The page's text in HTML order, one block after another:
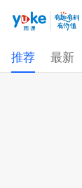
推荐 最新